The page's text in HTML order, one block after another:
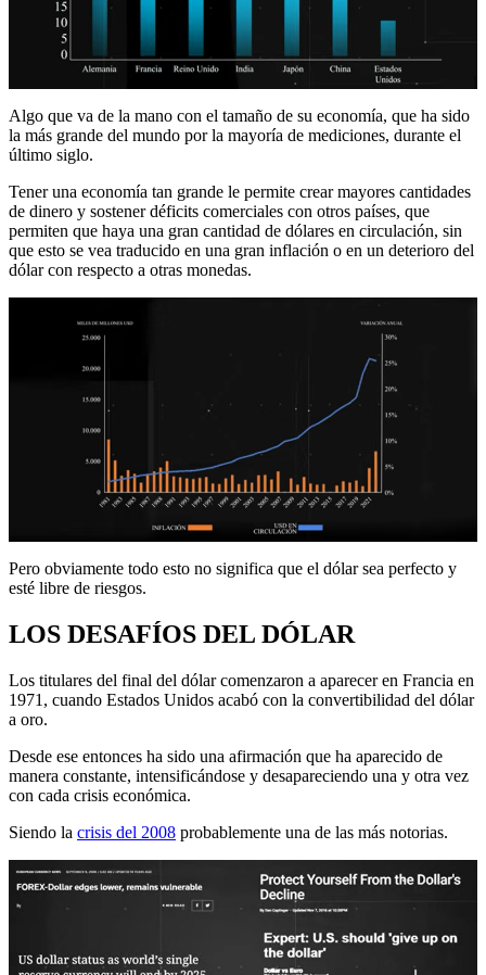
Algo que va de la mano con el tamaño de su economía, que ha sido
la más grande del mundo por la mayoría de mediciones, durante el
último siglo.
Tener una economía tan grande le permite crear mayores cantidades
de dinero y sostener déficits comerciales con otros países, que
permiten que haya una gran cantidad de dólares en circulación, sin
que esto se vea traducido en una gran inflación o en un deterioro del
dólar con respecto a otras monedas.
Pero obviamente todo esto no significa que el dólar sea perfecto y
esté libre de riesgos.
LOS DESAFÍOS DEL DÓLAR
Los titulares del final del dólar comenzaron a aparecer en Francia en
1971, cuando Estados Unidos acabó con la convertibilidad del dólar
a oro.
Desde ese entonces ha sido una afirmación que ha aparecido de
manera constante, intensificándose y desapareciendo una y otra vez
con cada crisis económica.
Siendo la crisis del 2008 probablemente una de las más notorias.